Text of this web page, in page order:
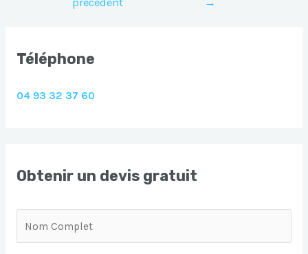
l’article
Téléphone
04 93 32 37 60
Obtenir un devis gratuit